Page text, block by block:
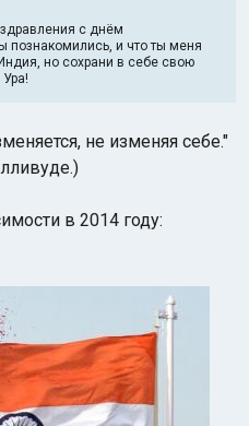
с днём
познакомились, и что ты меня
но сохрани в себе свою
не изменяя себе."
в 2014 году: